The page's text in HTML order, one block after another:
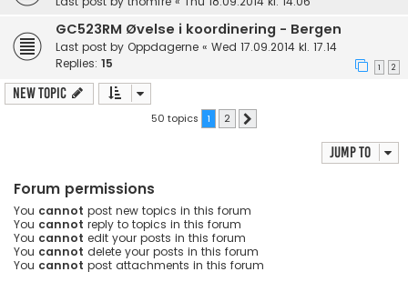
GC523RM Øvelse i koordinering - Bergen
Last post by Oppdagerne « Wed 17.09.2014 kl. 17.14
Replies: 15 1 2
New Topic
50 topics 1 2
Jump to
Forum permissions
You cannot post new topics in this forum
You cannot reply to topics in this forum
You cannot edit your posts in this forum
You cannot delete your posts in this forum
You cannot post attachments in this forum